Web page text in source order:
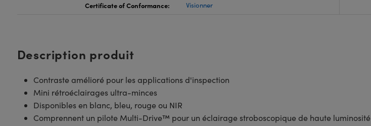
Certificate of Conformance: Visionner
Description produit
Contraste amélioré pour les applications d'inspection
Mini rétroéclairages ultra-minces
Disponibles en blanc, bleu, rouge ou NIR
Comprennent un pilote Multi-Drive™ pour un éclairage stroboscopique de haute luminosité